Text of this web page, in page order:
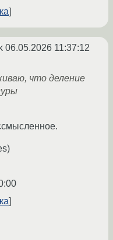
06.05.2026 11:37:12
что деление